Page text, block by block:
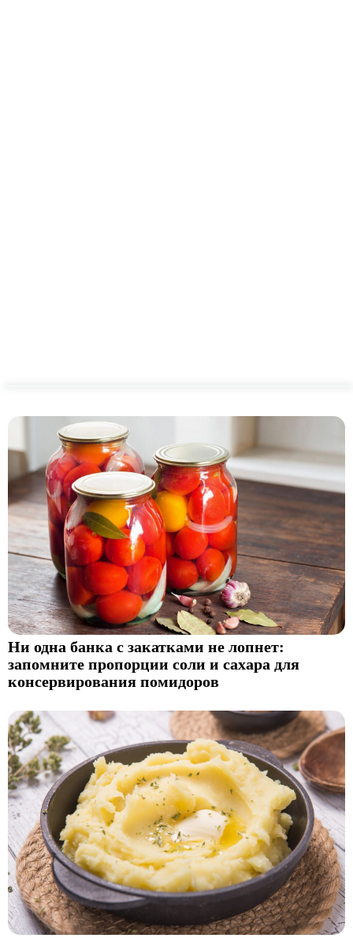
Ни одна банка с закатками не лопнет:
запомните пропорции соли и сахара для
консервирования помидоров